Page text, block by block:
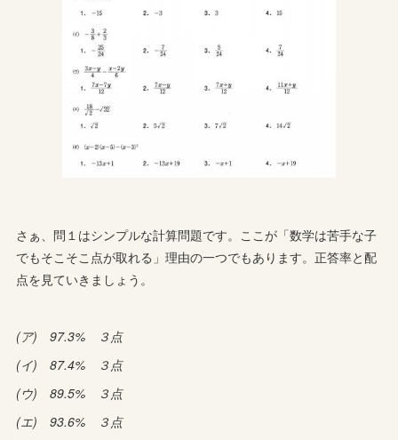
さぁ、問１はシンプルな計算問題です。ここが「数学は苦手な子
でもそこそこ点が取れる」理由の一つでもあります。正答率と配
点を見ていきましょう。
(ア) 97.3% ３点
(イ) 87.4% ３点
(ウ) 89.5% ３点
(エ) 93.6% ３点